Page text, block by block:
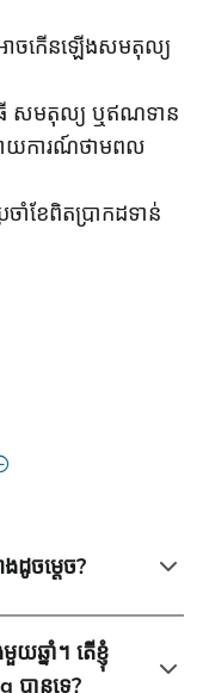
ាចកើនឡើងសមតុល្យ
ធី សមតុល្យ ឬឥណទាន
បាយការណ៍ថាមពល
ចាំខែពិតប្រាកដទាន់
ដូចម្តេច?
យឆ្នាំ។ តើខ្ញុំ
បានទេ?